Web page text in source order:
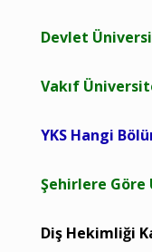
Devlet
Vakıf
YKS Hangi
Şehirlere
Diş Hekimliği